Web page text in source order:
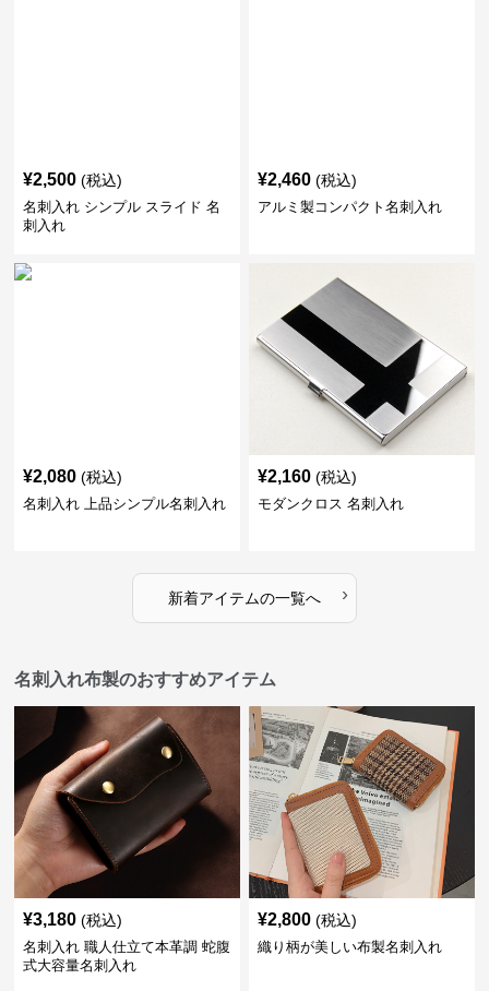
¥2,500 (税込)
名刺入れ シンプル スライド 名
刺入れ
¥2,460 (税込)
アルミ製コンパクト名刺入れ
¥2,080 (税込)
名刺入れ 上品シンプル名刺入れ
¥2,160 (税込)
モダンクロス 名刺入れ
新着アイテムの一覧へ ›
名刺入れ布製のおすすめアイテム
¥3,180 (税込)
名刺入れ 職人仕立て本革調 蛇腹
式大容量名刺入れ
¥2,800 (税込)
織り柄が美しい布製名刺入れ